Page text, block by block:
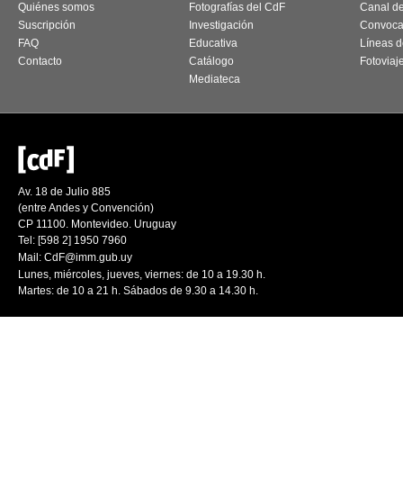
Quiénes somos
Suscripción
FAQ
Contacto
Fotografías del CdF
Investigación
Educativa
Catálogo
Mediateca
Canal
Líneas
Av. 18 de Julio 885
(entre Andes y Convención)
CP 11100. Montevideo. Uruguay
Tel: [598 2] 1950 7960
Mail: CdF@imm.gub.uy
Lunes, miércoles, jueves, viernes: de 10 a 19.30 h.
Martes: de 10 a 21 h. Sábados de 9.30 a 14.30 h.